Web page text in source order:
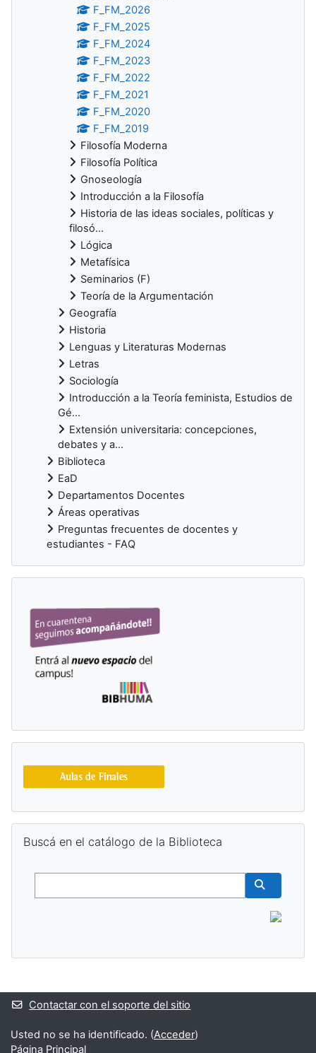
F_FM_2026
F_FM_2025
F_FM_2024
F_FM_2023
F_FM_2022
F_FM_2021
F_FM_2020
F_FM_2019
Filosofía Moderna
Filosofía Política
Gnoseología
Introducción a la Filosofía
Historia de las ideas sociales, políticas y
filosó...
Lógica
Metafísica
Seminarios (F)
Teoría de la Argumentación
Geografía
Historia
Lenguas y Literaturas Modernas
Letras
Sociología
Introducción a la Teoría feminista, Estudios de
Gé...
Extensión universitaria: concepciones,
debates y a...
Biblioteca
EaD
Departamentos Docentes
Áreas operativas
Preguntas frecuentes de docentes y
estudiantes - FAQ
Buscá en el catálogo de la Biblioteca
Buscar
Bloques suplementarios
Contactar con el soporte del sitio
Usted no se ha identificado. (Acceder)
Página Principal